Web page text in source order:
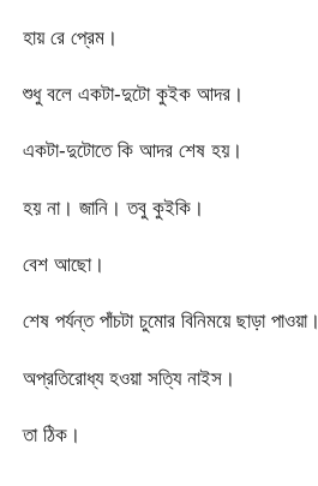
হায় রে প্রেম।
শুধু বলে একটা-দুটো কুইক আদর।
একটা-দুটোতে কি আদর শেষ হয়।
হয় না। জানি। তবু কুইকি।
বেশ আছো।
শেষ পর্যন্ত পাঁচটা চুমোর বিনিময়ে ছাড়া পাওয়া।
অপ্রতিরোধ্য হওয়া সত্যি নাইস।
তা ঠিক।